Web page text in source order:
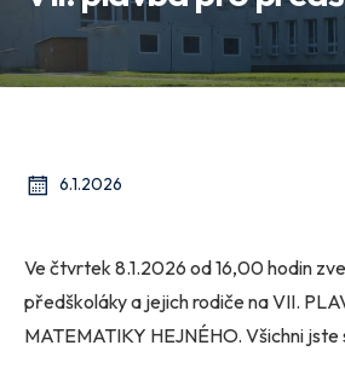
6.1.2026
Ve čtvrtek 8.1.2026 od 16,00 hodin
předškoláky a jejich rodiče na VII.
MATEMATIKY HEJNÉHO. Všichni jste